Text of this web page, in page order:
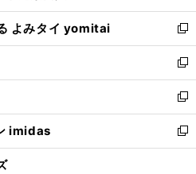
ウ
で
開
く
ン
ド
ウ
で
開
く
ウ
ィ
ン
ド
ウ
で
開
く
し
い
ウ
ィ
ン
ド
ウ
で
開
よみタイ yomitai
新
し
い
ウ
ィ
ン
ド
ウ
新
し
い
ウ
ィ
ン
新
し
い
ウ
imidas
新
し